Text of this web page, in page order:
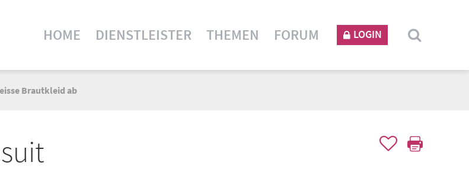
HOME DIENSTLEISTER THEMEN FORUM LOGIN
Brautkleid ab